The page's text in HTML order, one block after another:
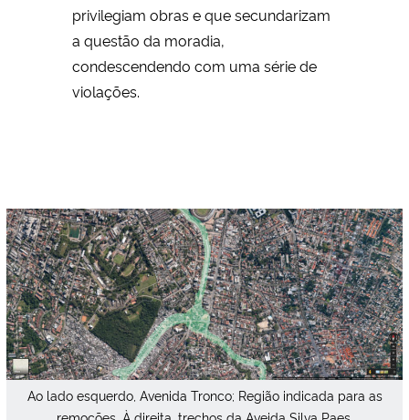
privilegiam obras e que secundarizam
a questão da moradia,
condescendendo com uma série de
violações.
Ao lado esquerdo, Avenida Tronco; Região indicada para as
remoções. À direita, trechos da Aveida Silva Paes,